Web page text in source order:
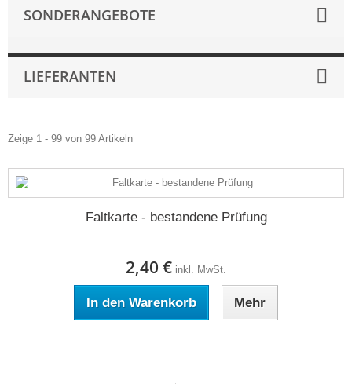
SONDERANGEBOTE
LIEFERANTEN
Zeige 1 - 99 von 99 Artikeln
Faltkarte - bestandene Prüfung
2,40 € inkl. MwSt.
In den Warenkorb Mehr